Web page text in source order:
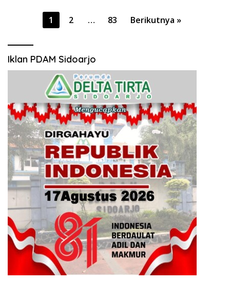
Paginasi
1 2 … 83 Berikutnya »
Iklan PDAM Sidoarjo